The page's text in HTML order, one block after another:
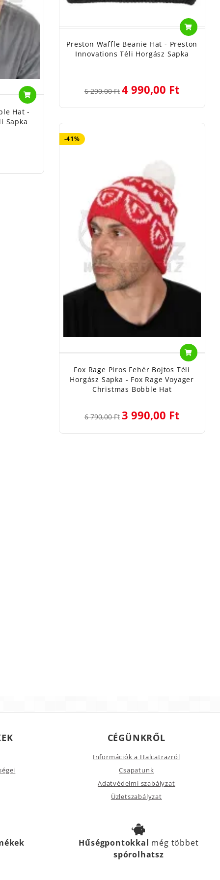
Hat -
Sapka
Preston Waffle Beanie Hat - Preston
Innovations Téli Horgász Sapka
6 290,00 Ft 4 990,00 Ft
-41%
Fox Rage Piros Fehér Bojtos Téli
Horgász Sapka - Fox Rage Voyager
Christmas Bobble Hat
6 790,00 Ft 3 990,00 Ft
CÉGÜNKRŐL
Információk a Halcatrazról
Csapatunk
Adatvédelmi szabályzat
Üzletszabályzat
Hűségpontokkal még többet
spórolhatsz